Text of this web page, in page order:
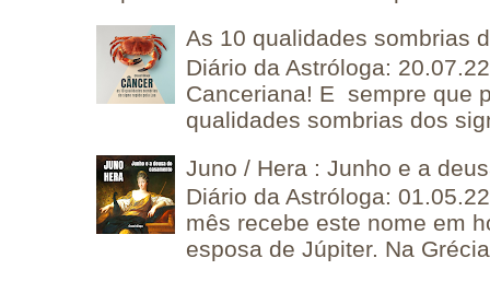
As 10 qualidades sombrias
Diário da Astróloga:
Canceriana! E sempre que
qualidades sombrias dos
Juno / Hera : Junho e a
Diário da Astróloga:
mês recebe este nome em
esposa de Júpiter. Na